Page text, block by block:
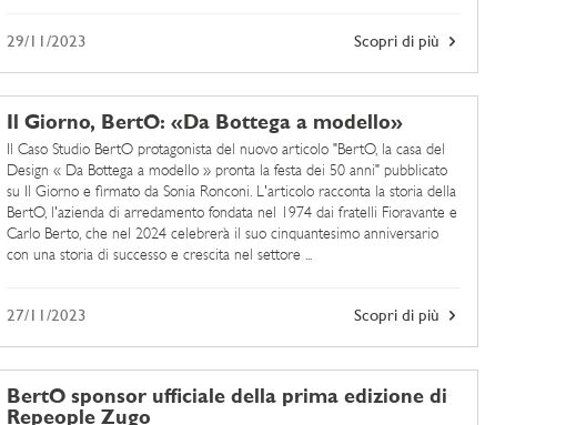
Scopri di più
29/11/2023
Il Giorno, BertO: «Da Bottega a modello»
Il Caso Studio BertO protagonista del nuovo articolo "BertO, la casa del
Design « Da Bottega a modello » pronta la festa dei 50 anni" pubblicato
su Il Giorno e firmato da Sonia Ronconi. L'articolo racconta la storia della
BertO, l'azienda di arredamento fondata nel 1974 dai fratelli Fioravante e
Carlo Berto, che nel 2024 celebrerà il suo cinquantesimo anniversario
con una storia di successo e crescita nel settore ...
Scopri di più
27/11/2023
BertO sponsor ufficiale della prima edizione di
Repeople Zugo